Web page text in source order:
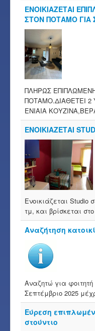
ΕΝΟΙΚΙΑΖΕΤΑΙ
ΣΤΟΝ ΠΟΤΑΜΟ ΓΙΑ
ΠΛΗΡΩΣ
ΠΟΤΑΜΟ.ΔΙΑΘΕΤΕΙ
ΕΝΙΑΙΑ
ΕΝΟΙΚΙΑΖΕΤΑΙ
Ενοικιάζεται Studio
τμ, και βρίσκεται
Αναζήτηση
Αναζητώ για
Σεπτέμβριο 2025
Εύρεση
στούντιο